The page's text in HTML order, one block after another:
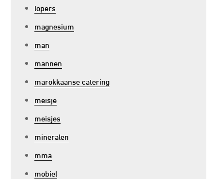
lopers
magnesium
man
mannen
marokkaanse catering
meisje
meisjes
mineralen
mma
mobiel